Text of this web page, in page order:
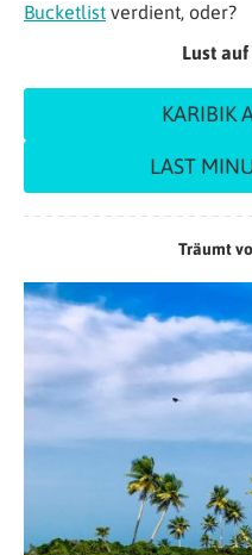
Bucketlist verdient, oder?
Lust
KARIBIK
LAST
Träumt